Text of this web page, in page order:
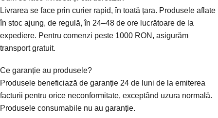
Livrarea se face prin curier rapid, în toată țara. Produsele aflate
în stoc ajung, de regulă, în 24–48 de ore lucrătoare de la
expediere. Pentru comenzi peste 1000 RON, asigurăm
transport gratuit.
Ce garanție au produsele?
Produsele beneficiază de garanție 24 de luni de la emiterea
facturii pentru orice neconformitate, exceptând uzura normală.
Produsele consumabile nu au garanție.